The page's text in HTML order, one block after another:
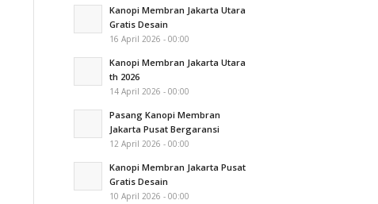
Kanopi Membran Jakarta Utara
Gratis Desain
16 April 2026 - 00:00
Kanopi Membran Jakarta Utara
th 2026
14 April 2026 - 00:00
Pasang Kanopi Membran
Jakarta Pusat Bergaransi
12 April 2026 - 00:00
Kanopi Membran Jakarta Pusat
Gratis Desain
10 April 2026 - 00:00